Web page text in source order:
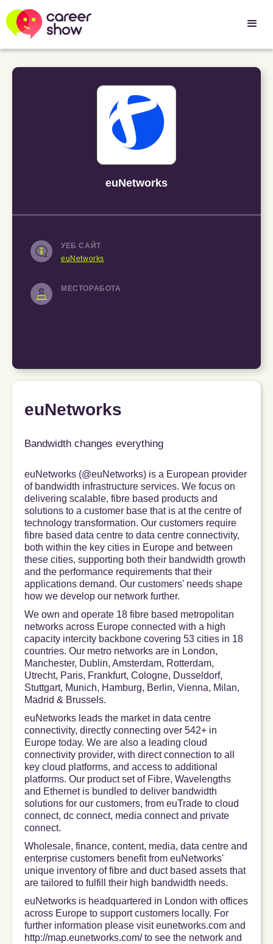
euNetworks
УЕБ САЙТ
euNetworks
МЕСТОРАБОТА
euNetworks
Bandwidth changes everything
euNetworks (@euNetworks) is a European provider
of bandwidth infrastructure services. We focus on
delivering scalable, fibre based products and
solutions to a customer base that is at the centre of
technology transformation. Our customers require
fibre based data centre to data centre connectivity,
both within the key cities in Europe and between
these cities, supporting both their bandwidth growth
and the performance requirements that their
applications demand. Our customers'​ needs shape
how we develop our network further.
We own and operate 18 fibre based metropolitan
networks across Europe connected with a high
capacity intercity backbone covering 53 cities in 18
countries. Our metro networks are in London,
Manchester, Dublin, Amsterdam, Rotterdam,
Utrecht, Paris, Frankfurt, Cologne, Dusseldorf,
Stuttgart, Munich, Hamburg, Berlin, Vienna, Milan,
Madrid & Brussels.
euNetworks leads the market in data centre
connectivity, directly connecting over 542+ in
Europe today. We are also a leading cloud
connectivity provider, with direct connection to all
key cloud platforms, and access to additional
platforms. Our product set of Fibre, Wavelengths
and Ethernet is bundled to deliver bandwidth
solutions for our customers, from euTrade to cloud
connect, dc connect, media connect and private
connect.
Wholesale, finance, content, media, data centre and
enterprise customers benefit from euNetworks'​
unique inventory of fibre and duct based assets that
are tailored to fulfill their high bandwidth needs.
euNetworks is headquartered in London with offices
across Europe to support customers locally. For
further information please visit eunetworks.com and
http://map.eunetworks.com/ to see the network and